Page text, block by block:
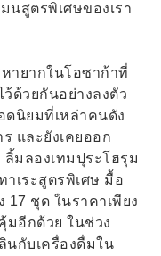
นสูตรพิเศษของเรา
ายากในโอซาก้าที่
ด้วยกันอย่างลงตัว
ดนิยมที่เหล่าคนดัง
และยังเคยออก
มลองเทมปุระโฮรุม
าเระสูตรพิเศษ มื้อ
17 ชุด ในราคาเพียง
มอีกด้วย ในช่วง
นกับเครื่องดื่มใน